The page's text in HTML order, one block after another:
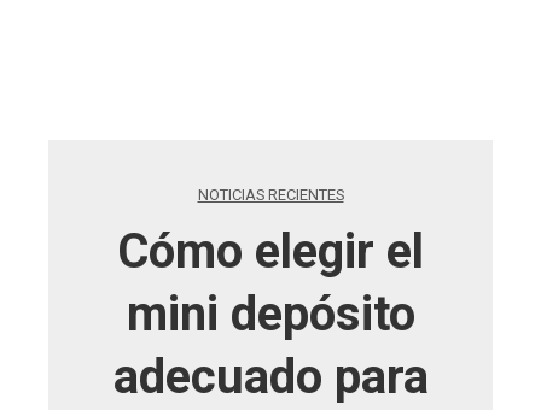
NOTICIAS RECIENTES
Cómo elegir el
mini depósito
adecuado para